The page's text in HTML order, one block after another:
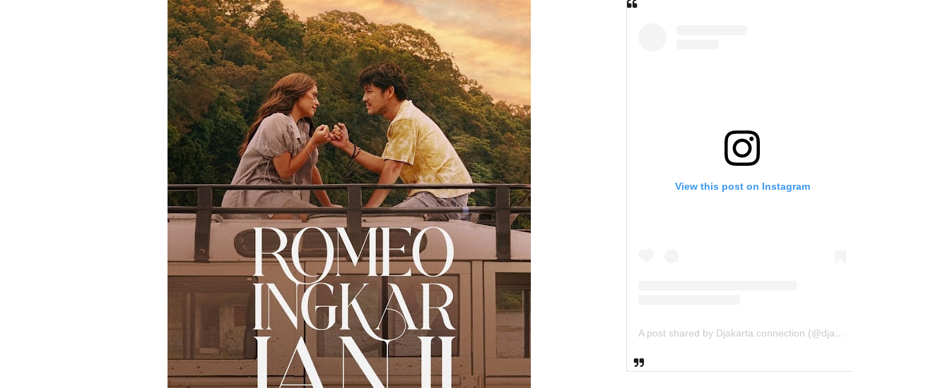
View this post on Instagram
A post shared by Djakarta.connection (@djakarta.connection)